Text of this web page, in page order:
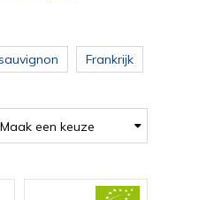
Frankrijk
Maak een keuze